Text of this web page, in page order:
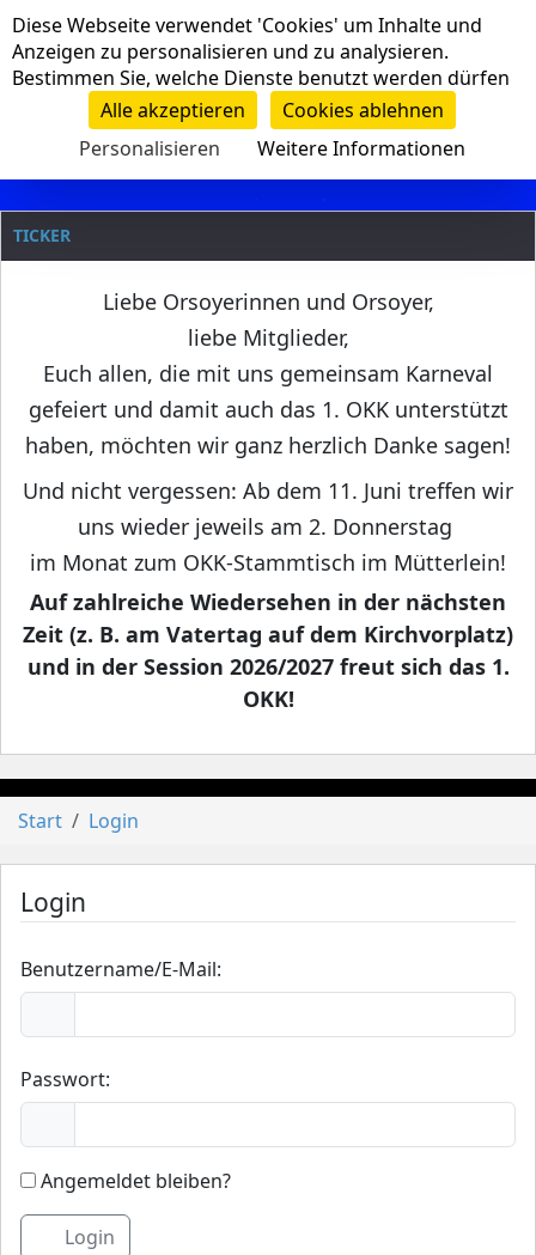
Navigation
Clanname
TICKER
Liebe Orsoyerinnen und Orsoyer,
liebe Mitglieder,
Euch allen, die mit uns gemeinsam Karneval
gefeiert und damit auch das 1. OKK unterstützt
haben, möchten wir ganz herzlich Danke sagen!
Und nicht vergessen: Ab dem 11. Juni treffen wir
uns wieder jeweils am 2. Donnerstag
im Monat zum OKK-Stammtisch im Mütterlein!
Auf zahlreiche Wiedersehen in der nächsten
Zeit (z. B. am Vatertag auf dem Kirchvorplatz)
und in der Session 2026/2027 freut sich das 1.
OKK!
Start Login
Login
Benutzername/E-Mail:
Passwort:
Angemeldet bleiben?
Login
Cookie-Einstellungen
Diese Webseite verwendet 'Cookies' um Inhalte und
Anzeigen zu personalisieren und zu analysieren.
Bestimmen Sie, welche Dienste benutzt werden dürfen
Alle akzeptieren
Cookies ablehnen
Personalisieren
Weitere Informationen